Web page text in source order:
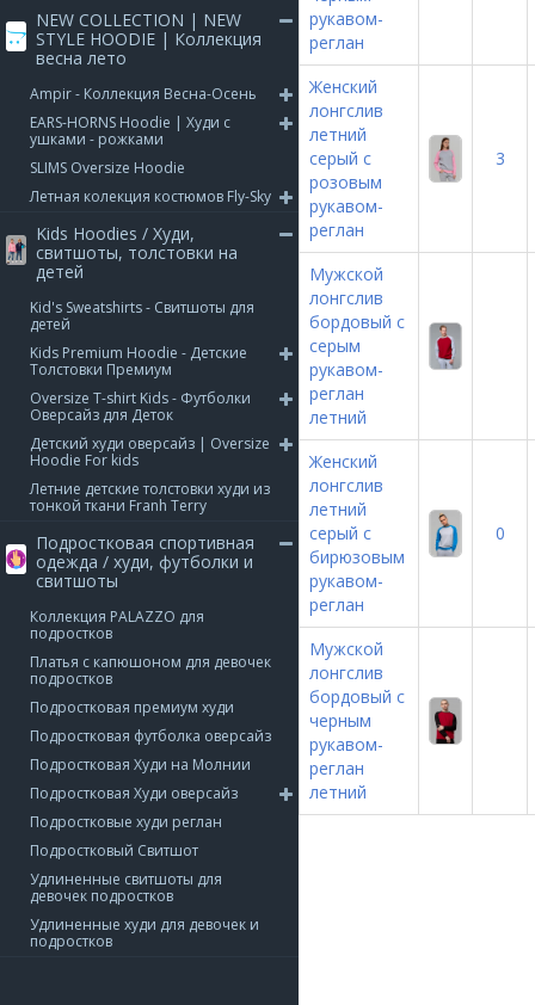
NEW COLLECTION | NEW
STYLE HOODIE | Коллекция
весна лето
Ampir - Коллекция Весна-Осень
EARS-HORNS Hoodie | Худи с
ушками - рожками
SLIMS Oversize Hoodie
Летная колекция костюмов Fly-Sky
Kids Hoodies / Худи,
свитшоты, толстовки на
детей
Kid's Sweatshirts - Свитшоты для
детей
Kids Premium Hoodie - Детские
Толстовки Премиум
Oversize T-shirt Kids - Футболки
Оверсайз для Деток
Детский худи оверсайз | Oversize
Hoodie For kids
Летние детские толстовки худи из
тонкой ткани Franh Terry
Подростковая спортивная
одежда / худи, футболки и
свитшоты
Коллекция PALAZZO для
подростков
Платья с капюшоном для девочек
подростков
Подростковая премиум худи
Подростковая футболка оверсайз
Подростковая Худи на Молнии
Подростковая Худи оверсайз
Подростковые худи реглан
Подростковый Свитшот
Удлиненные свитшоты для
девочек подростков
Удлиненные худи для девочек и
подростков
рукавом-
реглан
Женский
лонгслив
летний
серый с
розовым
рукавом-
реглан
3
Мужской
лонгслив
бордовый с
серым
рукавом-
реглан
летний
Женский
лонгслив
летний
серый с
бирюзовым
рукавом-
реглан
0
Мужской
лонгслив
бордовый с
черным
рукавом-
реглан
летний